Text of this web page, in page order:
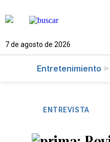
7 de agosto de 2026
Entretenimiento
ENTREVISTA